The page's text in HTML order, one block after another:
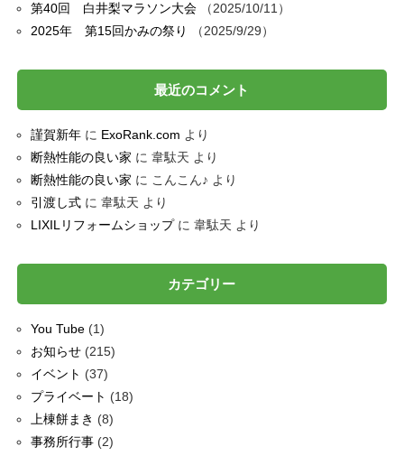
第40回 白井梨マラソン大会
2025/10/11
2025年 第15回かみの祭り
2025/9/29
最近のコメント
謹賀新年に ExoRank.com より
断熱性能の良い家 に 韋駄天 より
断熱性能の良い家 に こんこん♪ より
引渡し式に 韋駄天 より
LIXILリフォームショップに 韋駄天 より
カテゴリー
You Tube(1)
お知らせ(215)
イベント (37)
プライベート (18)
上棟餅まき (8)
事務所行事(2)